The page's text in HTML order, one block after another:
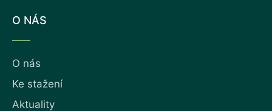
O NÁS
O nás
Ke stažení
Aktuality